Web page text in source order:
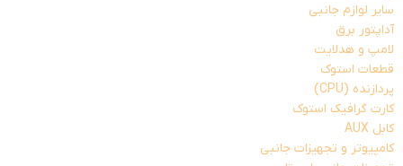
سایر لوازم جانبی
آداپتور برق
لامپ و هدلایت
قطعات استوک
پردازنده (CPU)
کارت گرافیک استوک
کابل AUX
کامپیوتر و تجهیزات جانبی